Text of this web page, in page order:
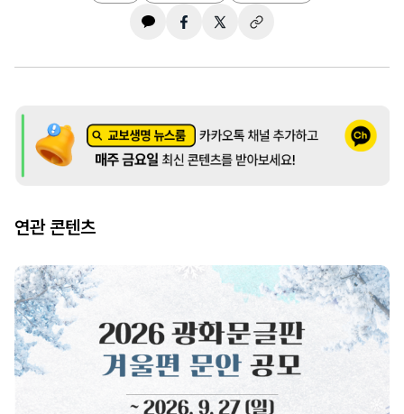
연관 콘텐츠